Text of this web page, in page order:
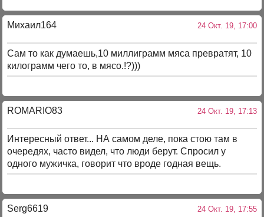
Михаил164 24 Окт. 19, 17:00
Сам то как думаешь,10 миллиграмм мяса превратят, 10
килограмм чего то, в мясо.!?)))
ROMARIO83 24 Окт. 19, 17:13
Интересный ответ... НА самом деле, пока стою там в
очередях, часто видел, что люди берут. Спросил у
одного мужичка, говорит что вроде годная вещь.
Serg6619 24 Окт. 19, 17:55